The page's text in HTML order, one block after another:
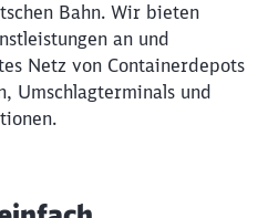
Bahn. Wir bieten
an und
Netz von Container­depots
Umschlagterminals und